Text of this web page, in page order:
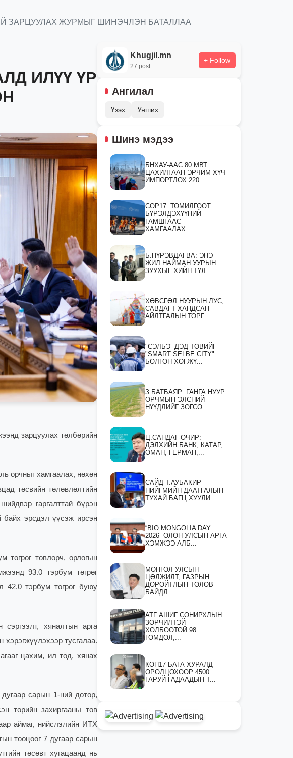
ЗАРЦУУЛАХ ЖУРМЫГ ШИНЭЧЛЭН БАТАЛЛАА
ИЛҮҮ ҮР
зарцуулах төлбөрийн
орчныг хамгаалах, нөхөн
төсвийн төлөвлөлтийн
гаргалттай бүрэн
байх эрсдэл үүсэж ирсэн
төгрөг төвлөрч, орлогын
93.0 тэрбум төгрөг
42.0 тэрбум төгрөг буюу
хяналтын арга
тусгалаа.
цахим, ил тод, хянах
сарын 1-ний дотор,
төрийн захиргааны төв
аймаг, нийслэлийн ИТХ
тооцоог 7 дугаар сарын
төсөвт хугацаанд нь
Khugjil.mn
27 post
+ Follow
Ангилал
Үзэх Унших
Шинэ мэдээ
БНХАУ-ААС 80 МВТ
ЦАХИЛГААН ЭРЧИМ ХҮЧ
ИМПОРТЛОХ 220...
СOP17: ТОМИЛГООТ
БҮРЭЛДЭХҮҮНИЙ
ГАМШГААС
ХАМГААЛАХ...
Б.ПҮРЭВДАГВА: ЭНЭ
ЖИЛ НАЙМАН УУРЫН
ЗУУХЫГ ХИЙН ТҮЛ...
ХӨВСГӨЛ НУУРЫН ЛУС,
САВДАГТ ХАНДСАН
АЙЛТГАЛЫН ТОРГ...
"СЭЛБЭ” ДЭД ТӨВИЙГ
"SMART SELBE CITY"
БОЛГОН ХӨГЖҮ...
З.БАТБАЯР: ГАНГА НУУР
ОРЧМЫН ЭЛСНИЙ
НҮҮДЛИЙГ ЗОГСО...
Ц.САНДАГ-ОЧИР:
ДЭЛХИЙН БАНК, КАТАР,
ОМАН, ГЕРМАН,...
САЙД Т.АУБАКИР
НИЙГМИЙН ДААТГАЛЫН
ТУХАЙ БАГЦ ХУУЛИ...
“BIO MONGOLIA DAY
2026” ОЛОН УЛСЫН АРГА
ХЭМЖЭЭ АЛБ...
МОНГОЛ УЛСЫН
ЦӨЛЖИЛТ, ГАЗРЫН
ДОРОЙТЛЫН ТӨЛӨВ
БАЙДЛ...
АТГ:АШИГ СОНИРХЛЫН
ЗӨРЧИЛТЭЙ
ХОЛБООТОЙ 98
ГОМДОЛ,...
КОП17 БАГА ХУРАЛД
ОРОЛЦОХООР 4500
ГАРУЙ ГАДААДЫН Т...